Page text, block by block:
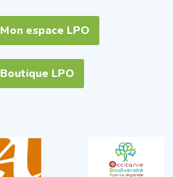
Mon espace LPO
Boutique LPO